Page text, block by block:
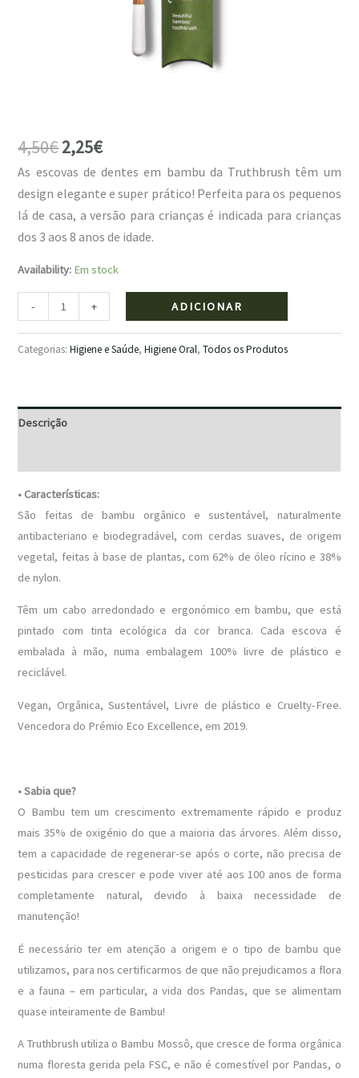
4,50€2,25€
As escovas de dentes em bambu da Truthbrush têm um
design elegante e super prático! Perfeita para os pequenos
lá de casa, a versão para crianças é indicada para crianças
dos 3 aos 8 anos de idade.
Availability: Em stock
- + ADICIONAR
Categorias:Higiene e Saúde,Higiene Oral,Todos os Produtos
Descrição
• Características:
São feitas de bambu orgânico e sustentável, naturalmente
antibacteriano e biodegradável, com cerdas suaves, de origem
vegetal, feitas à base de plantas, com 62% de óleo rícino e 38%
de nylon.
Têm um cabo arredondado e ergonómico em bambu, que está
pintado com tinta ecológica da cor branca. Cada escova é
embalada à mão, numa embalagem 100% livre de plástico e
reciclável.
Vegan, Orgânica, Sustentável, Livre de plástico e Cruelty-Free.
Vencedora do Prémio Eco Excellence, em 2019.
• Sabia que?
O Bambu tem um crescimento extremamente rápido e produz
mais 35% de oxigénio do que a maioria das árvores. Além disso,
tem a capacidade de regenerar-se após o corte, não precisa de
pesticidas para crescer e pode viver até aos 100 anos de forma
completamente natural, devido à baixa necessidade de
manutenção!
É necessário ter em atenção a origem e o tipo de bambu que
utilizamos, para nos certificarmos de que não prejudicamos a flora
e a fauna – em particular, a vida dos Pandas, que se alimentam
quase inteiramente de Bambu!
A Truthbrush utiliza o Bambu Mossô, que cresce de forma orgânica
numa floresta gerida pela FSC, e não é comestível por Pandas, o